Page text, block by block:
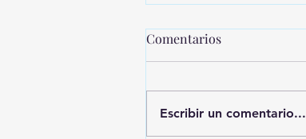
Comentarios
Escribir un comentario...